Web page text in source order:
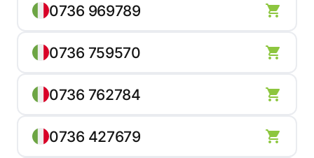
0736 969789
0736 759570
0736 762784
0736 427679